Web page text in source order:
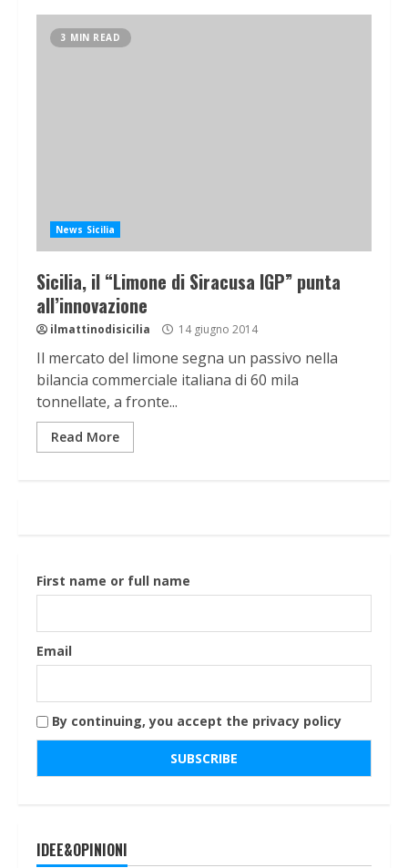
3 MIN READ
News Sicilia
Sicilia, il “Limone di Siracusa IGP” punta
all’innovazione
ilmattinodisicilia 14 giugno 2014
​Il mercato del limone segna un passivo nella
bilancia commerciale italiana di 60 mila
tonnellate, a fronte...
Read More
First name or full name
Email
By continuing, you accept the privacy policy
IDEE&OPINIONI